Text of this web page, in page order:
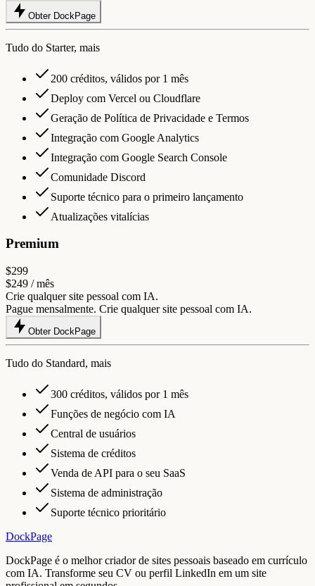
Obter DockPage
Tudo do Starter, mais
200 créditos, válidos por 1 mês
Deploy com Vercel ou Cloudflare
Geração de Política de Privacidade e Termos
Integração com Google Analytics
Integração com Google Search Console
Comunidade Discord
Suporte técnico para o primeiro lançamento
Atualizações vitalícias
Premium
$299
$249 / mês
Crie qualquer site pessoal com IA.
Pague mensalmente. Crie qualquer site pessoal com IA.
Obter DockPage
Tudo do Standard, mais
300 créditos, válidos por 1 mês
Funções de negócio com IA
Central de usuários
Sistema de créditos
Venda de API para o seu SaaS
Sistema de administração
Suporte técnico prioritário
DockPage
DockPage é o melhor criador de sites pessoais baseado em currículo
com IA. Transforme seu CV ou perfil LinkedIn em um site